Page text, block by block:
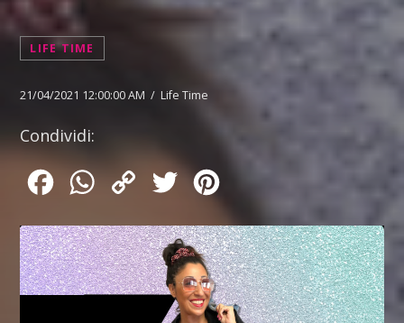
LIFE TIME
21/04/2021 12:00:00 AM / Life Time
Condividi:
FacebookWhatsApp
Copy
Twitter